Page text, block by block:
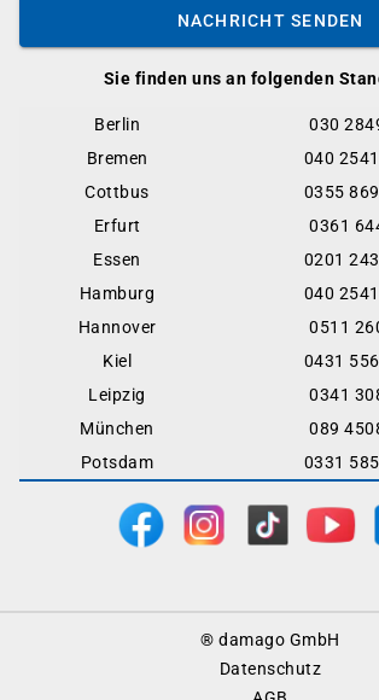
Sie finden uns an folgenden
Berlin
030
Bremen
040
Cottbus
0355
Erfurt
0361
Essen
0201
Hamburg
040
Hannover
0511
Kiel
0431
Leipzig
0341
München
089
Potsdam
0331
NACHRICHT SENDEN
® damago GmbH
Datenschutz